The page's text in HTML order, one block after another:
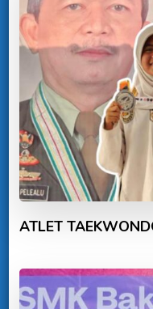
ATLET